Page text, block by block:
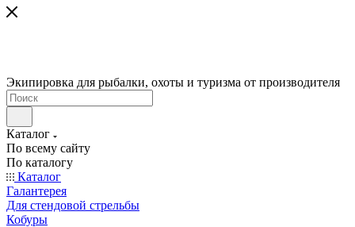
Экипировка для рыбалки, охоты и туризма от производителя
Каталог
По всему сайту
По каталогу
Каталог
Галантерея
Для стендовой стрельбы
Кобуры